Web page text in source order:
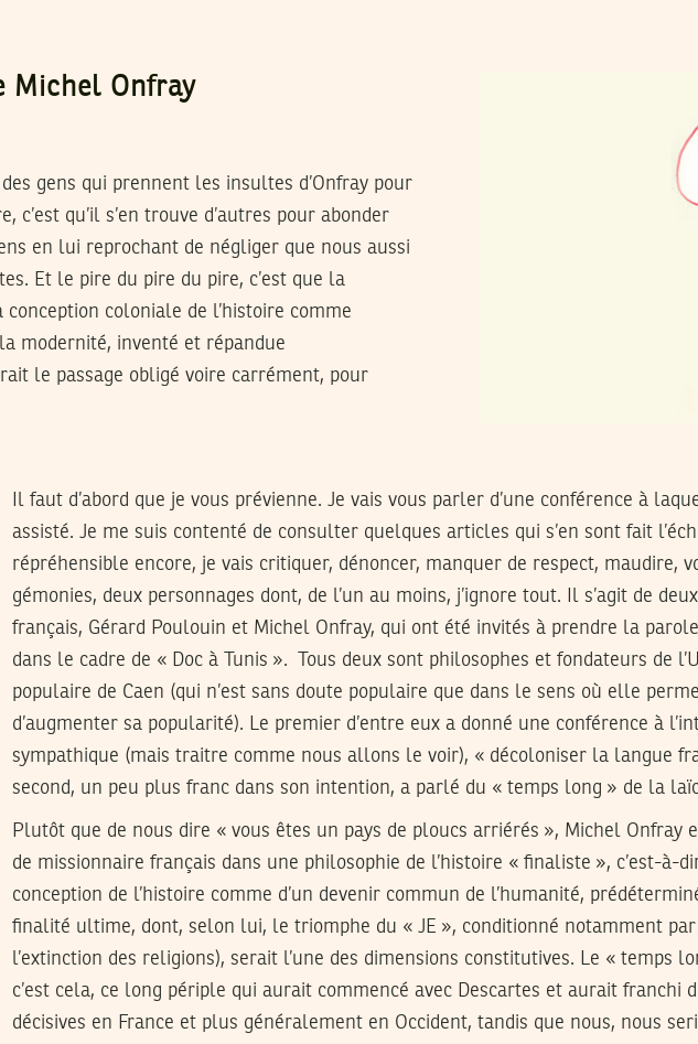
Michel Onfray
des gens qui prennent les insultes d’Onfray pour
c’est qu’il s’en trouve d’autres pour abonder
en lui reprochant de négliger que nous aussi
Et le pire du pire du pire, c’est que la
coloniale de l’histoire comme
modernité, inventé et répandue
le passage obligé voire carrément, pour
Il faut d’abord que je vous prévienne. Je vais vous parler d’une conférence à
assisté. Je me suis contenté de consulter quelques articles qui s’en sont fait
répréhensible encore, je vais critiquer, dénoncer, manquer de respect, maudire,
gémonies, deux personnages dont, de l’un au moins, j’ignore tout. Il s’agit de
français, Gérard Poulouin et Michel Onfray, qui ont été invités à prendre la
dans le cadre de « Doc à Tunis ». Tous deux sont philosophes et fondateurs de
populaire de Caen (qui n’est sans doute populaire que dans le sens où elle
d’augmenter sa popularité). Le premier d’entre eux a donné une conférence à
sympathique (mais traitre comme nous allons le voir), « décoloniser la langue
second, un peu plus franc dans son intention, a parlé du « temps long » de la
Plutôt que de nous dire « vous êtes un pays de ploucs arriérés », Michel Onfray
de missionnaire français dans une philosophie de l’histoire « finaliste », c’est-à-
conception de l’histoire comme d’un devenir commun de l’humanité,
finalité ultime, dont, selon lui, le triomphe du « JE », conditionné notamment
l’extinction des religions), serait l’une des dimensions constitutives. Le « temps
c’est cela, ce long périple qui aurait commencé avec Descartes et aurait franchi
décisives en France et plus généralement en Occident, tandis que nous, nous